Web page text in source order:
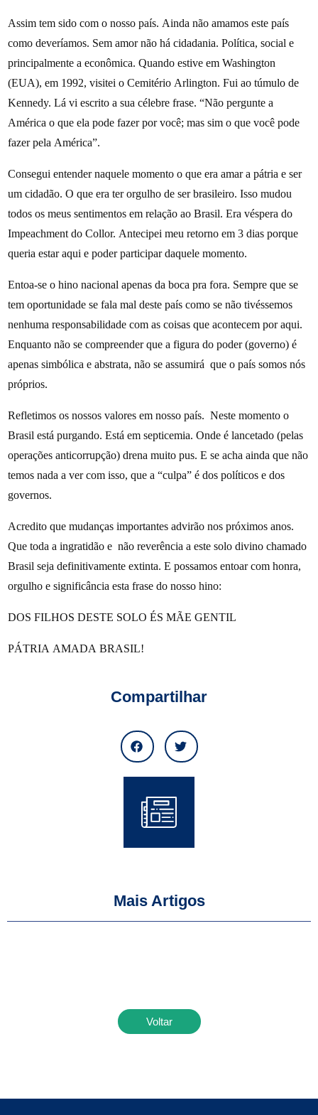
Assim tem sido com o nosso país. Ainda não amamos este país
como deveríamos. Sem amor não há cidadania. Política, social e
principalmente a econômica. Quando estive em Washington
(EUA), em 1992, visitei o Cemitério Arlington. Fui ao túmulo de
Kennedy. Lá vi escrito a sua célebre frase. “Não pergunte a
América o que ela pode fazer por você; mas sim o que você pode
fazer pela América”.
Consegui entender naquele momento o que era amar a pátria e ser
um cidadão. O que era ter orgulho de ser brasileiro. Isso mudou
todos os meus sentimentos em relação ao Brasil. Era véspera do
Impeachment do Collor. Antecipei meu retorno em 3 dias porque
queria estar aqui e poder participar daquele momento.
Entoa-se o hino nacional apenas da boca pra fora. Sempre que se
tem oportunidade se fala mal deste país como se não tivéssemos
nenhuma responsabilidade com as coisas que acontecem por aqui.
Enquanto não se compreender que a figura do poder (governo) é
apenas simbólica e abstrata, não se assumirá que o país somos nós
próprios.
Refletimos os nossos valores em nosso país. Neste momento o
Brasil está purgando. Está em septicemia. Onde é lancetado (pelas
operações anticorrupção) drena muito pus. E se acha ainda que não
temos nada a ver com isso, que a “culpa” é dos políticos e dos
governos.
Acredito que mudanças importantes advirão nos próximos anos.
Que toda a ingratidão e não reverência a este solo divino chamado
Brasil seja definitivamente extinta. E possamos entoar com honra,
orgulho e significância esta frase do nosso hino:
DOS FILHOS DESTE SOLO ÉS MÃE GENTIL
PÁTRIA AMADA BRASIL!
Compartilhar
Mais Artigos
Voltar